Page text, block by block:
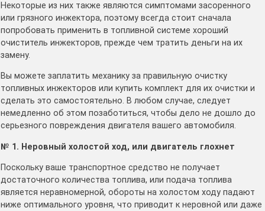
Некоторые из них также являются симптомами засоренного
или грязного инжектора, поэтому всегда стоит сначала
попробовать применить в топливной системе хороший
очиститель инжекторов, прежде чем тратить деньги на их
замену.
Вы можете заплатить механику за правильную очистку
топливных инжекторов или купить комплект для их очистки и
сделать это самостоятельно. В любом случае, следует
немедленно об этом позаботиться, чтобы дело не дошло до
серьезного повреждения двигателя вашего автомобиля.
№ 1. Неровный холостой ход, или двигатель глохнет
Поскольку ваше транспортное средство не получает
достаточного количества топлива, или подача топлива
является неравномерной, обороты на холостом ходу падают
ниже оптимального уровня, что приводит к неровной или даже